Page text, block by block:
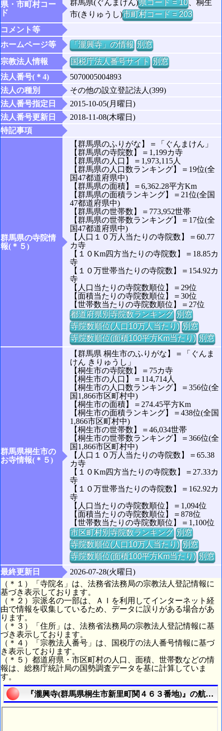
県・市町村コー
ド
群馬県(ぐんまけん)県コード = 10、桐生
市(きりゅうし)市町村コード = 203
コメント等
ホームページ等
「瀧興寺」の情報 別窓
宗教法人情報
国税庁法人番号サイト 別窓
法人番号(＊4)
5070005004893
法人の種別
その他の設立登記法人(399)
法人番号指定日
2015-10-05(月曜日)
法人番号更新日
2018-11-08(木曜日)
特記事項
群馬県の寺院情
報(＊５)
【群馬県のふりがな】＝「ぐんまけん」
【群馬県の寺院数】＝1,199カ寺
【群馬県の人口】＝1,973,115人
【群馬県の人口数ランキング】＝19位(全
国47都道府県中)
【群馬県の面積】＝6,362.28平方Km
【群馬県の面積ランキング】＝21位(全国
47都道府県中)
【群馬県の世帯数】＝773,952世帯
【群馬県の世帯数ランキング】＝17位(全
国47都道府県中)
【人口１０万人当たりの寺院数】＝60.77
カ寺
【１０Km四方当たりの寺院数】＝18.85カ
寺
【１０万世帯当たりの寺院数】＝154.92カ
寺
【人口当たりの寺院数順位】＝29位
【面積当たりの寺院数順位】＝30位
【世帯数当たりの寺院数順位】＝27位
都道府県別寺院数ランキング 別窓
寺院数順位(人口10万人当たり) 別窓
寺院数順位(面積100平方Km当たり) 別窓
群馬県桐生市の
お寺情報(＊５)
【群馬県 桐生市のふりがな】＝「ぐんま
けん きりゅうし」
【桐生市の寺院数】＝75カ寺
【桐生市の人口】＝114,714人
【桐生市の人口数ランキング】＝356位(全
国1,866市区町村中)
【桐生市の面積】＝274.45平方Km
【桐生市の面積ランキング】＝438位(全国
1,866市区町村中)
【桐生市の世帯数】＝46,034世帯
【桐生市の世帯数ランキング】＝366位(全
国1,866市区町村中)
【人口１０万人当たりの寺院数】＝65.38
カ寺
【１０Km四方当たりの寺院数】＝27.33カ
寺
【１０万世帯当たりの寺院数】＝162.92カ
寺
【人口当たりの寺院数順位】＝1,094位
【面積当たりの寺院数順位】＝878位
【世帯数当たりの寺院数順位】＝1,100位
市区町村別寺院数ランキング 別窓
寺院数順位(人口10万人当たり) 別窓
寺院数順位(面積100平方Km当たり) 別窓
最終更新日
2026-07-28(火曜日)
（＊１）「寺院名」は、法務省法務局の宗教法人登記情報に
基づき表示しております。
（＊２）宗派名の一部は、ＡＩを利用してインターネット経
由で情報を収集しているため、データに誤りがある場合があ
ります。
（＊３）「住所」は、法務省法務局の宗教法人登記情報に基
づき表示しております。
（＊４）「宗教法人番号」は、国税庁の法人番号情報に基づ
き表示しております。
（＊５）都道府県・市区町村の人口、面積、世帯数などの情
報は、総務庁統計局の国勢調査データを基に計算していま
す。
『瀧興寺(群馬県桐生市新里町関４６３番地)』の航空